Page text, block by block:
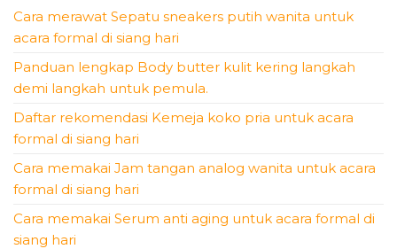
Cara merawat Sepatu sneakers putih wanita untuk
acara formal di siang hari
Panduan lengkap Body butter kulit kering langkah
demi langkah untuk pemula.
Daftar rekomendasi Kemeja koko pria untuk acara
formal di siang hari
Cara memakai Jam tangan analog wanita untuk acara
formal di siang hari
Cara memakai Serum anti aging untuk acara formal di
siang hari